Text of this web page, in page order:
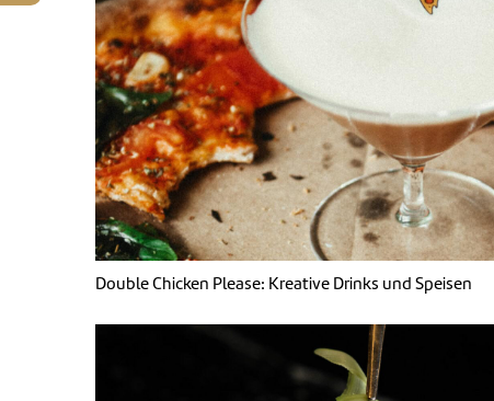
Double Chicken Please: Kreative Drinks und Speisen